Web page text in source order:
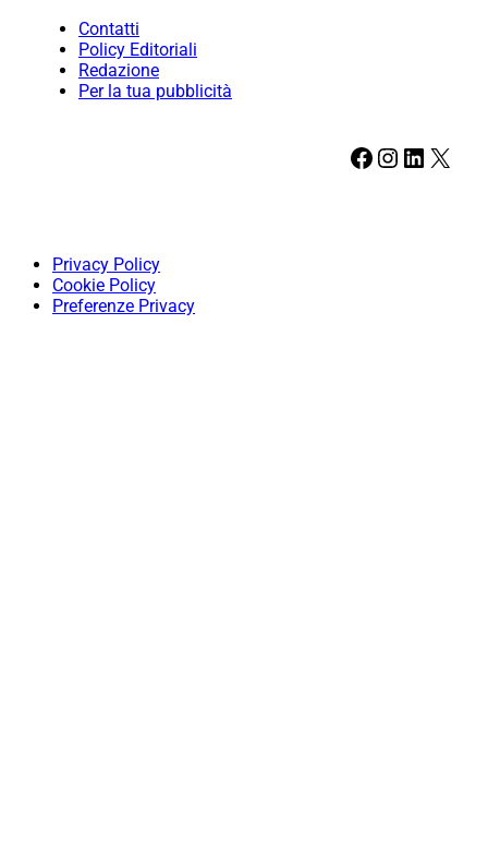
Contatti
Policy Editoriali
Redazione
Per la tua pubblicità
Facebook Instagram LinkedIn X
Privacy Policy
Cookie Policy
Preferenze Privacy